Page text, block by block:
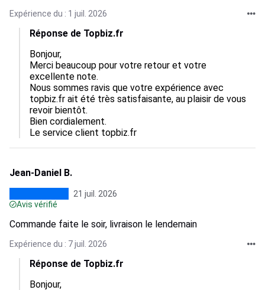
Expérience du : 1 juil. 2026
Réponse de Topbiz.fr
Bonjour,
Merci beaucoup pour votre retour et votre
excellente note.
Nous sommes ravis que votre expérience avec
topbiz.fr ait été très satisfaisante, au plaisir de vous
revoir bientôt.
Bien cordialement.
Le service client topbiz.fr
Jean-Daniel B.
21 juil. 2026
Avis vérifié
Commande faite le soir, livraison le lendemain
Expérience du : 7 juil. 2026
Réponse de Topbiz.fr
Bonjour,